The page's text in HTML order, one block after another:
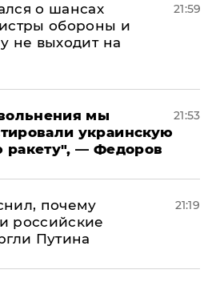
о шансах
обороны и
не выходит на
21:59
мы
украинскую
ракету", — Федоров
21:53
почему
российские
Путина
21:19